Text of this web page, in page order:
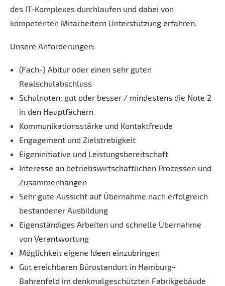
des IT-Komplexes durchlaufen und dabei von
kompetenten Mitarbeitern Unterstützung erfahren.
Unsere Anforderungen:
(Fach-) Abitur oder einen sehr guten
Realschulabschluss
Schulnoten: gut oder besser / mindestens die Note 2
in den Hauptfächern
Kommunikationsstärke und Kontaktfreude
Engagement und Zielstrebigkeit
Eigeninitiative und Leistungsbereitschaft
Interesse an betriebswirtschaftlichen Prozessen und
Zusammenhängen
Sehr gute Aussicht auf Übernahme nach erfolgreich
bestandener Ausbildung
Eigenständiges Arbeiten und schnelle Übernahme
von Verantwortung
Möglichkeit eigene Ideen einzubringen
Gut ereichbaren Bürostandort in Hamburg-
Bahrenfeld im denkmalgeschützten Fabrikgebäude